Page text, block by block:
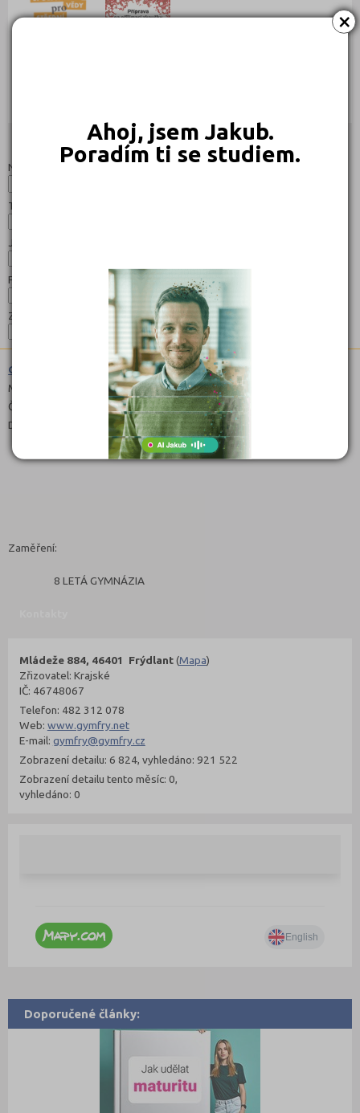
×
Ahoj, jsem Jakub.
Poradím ti se studiem.
Studijní programy/oboryNahoru
Název:
Typ:
Jazyk:
Forma:
Zaměření:
Gymnázium (7941K81)
Maturitní
Čeština
Denní
Zaměření:
8 LETÁ GYMNÁZIA
Mládeže 884, 46401 Frýdlant(Mapa)
Zřizovatel: Krajské
IČ: 46748067
Telefon: 482 312 078
Web: www.gymfry.net
E-mail: gymfry@gymfry.cz
Zobrazení detailu: 6 824, vyhledáno: 921 522
Zobrazení detailu tento měsíc: 0,
vyhledáno: 0
Doporučené články: